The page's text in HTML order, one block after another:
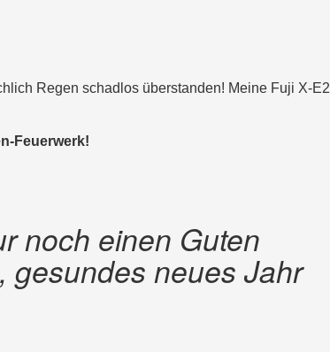
Regen schadlos überstanden! Meine Fuji X-E2
Feuerwerk!
noch einen Guten
gesundes neues Jahr